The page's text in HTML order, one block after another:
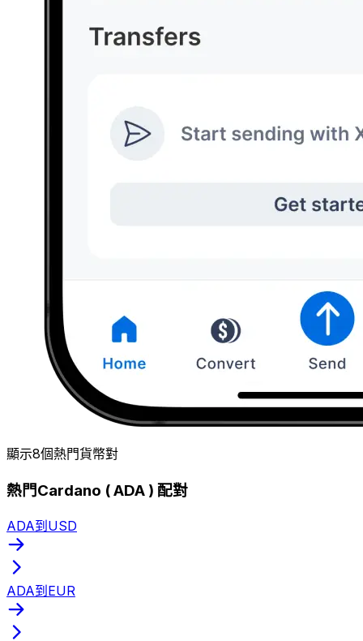
顯示8個熱門貨幣對
熱門Cardano ( ADA ) 配對
ADA到USD
ADA到EUR